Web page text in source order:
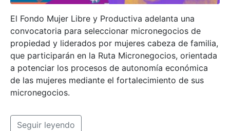
El Fondo Mujer Libre y Productiva adelanta una
convocatoria para seleccionar micronegocios de
propiedad y liderados por mujeres cabeza de familia,
que participarán en la Ruta Micronegocios, orientada
a potenciar los procesos de autonomía económica
de las mujeres mediante el fortalecimiento de sus
micronegocios.
Seguir leyendo